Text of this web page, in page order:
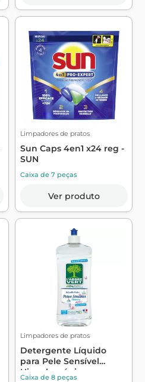
Limpadores de pratos
Sun Caps 4en1 x24 reg -
SUN
Caixa de 7 peças
Ver produto
Limpadores de pratos
Detergente Líquido
para Pele Sensível
Hipoalergénico ...
Caixa de 8 peças